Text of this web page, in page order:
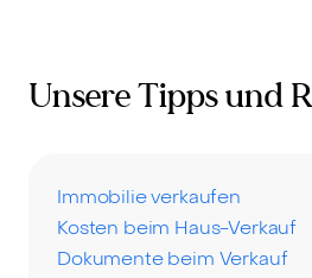
Unsere Tipps und
Immobilie verkaufen
Kosten beim Haus-Verkauf
Dokumente beim Verkauf